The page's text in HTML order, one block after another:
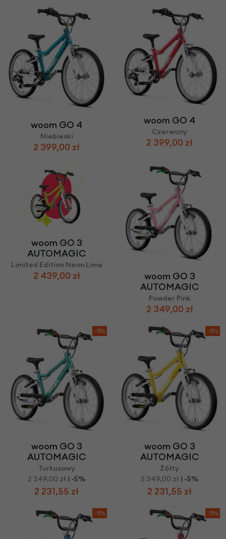
woom GO 4
Niebieski
2 399,00 zł
woom GO 4
Czerwony
2 399,00 zł
woom GO 3
AUTOMAGIC
Limited Edition Neon Lime
2 439,00 zł
woom GO 3
AUTOMAGIC
Powder Pink
2 349,00 zł
-5%
woom GO 3
AUTOMAGIC
Turkusowy
2 349,00 zł | -5%
2 231,55 zł
-5%
woom GO 3
AUTOMAGIC
Żółty
2 349,00 zł | -5%
2 231,55 zł
-5% -5%